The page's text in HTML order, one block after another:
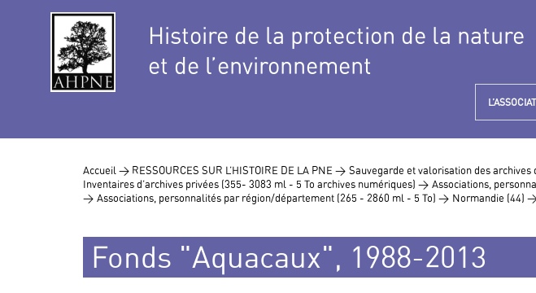
Histoire de la protection de la nature
et de l’environnement
Accueil > RESSOURCES SUR L’HISTOIRE DE LA PNE > Sauvegarde et valorisation des
Inventaires d’archives privées (355- 3083 ml - 5 To archives numériques) > Associations,
> Associations, personnalités par région/département (265 - 2860 ml - 5 To) > Normandie (44)
Fonds "Aquacaux", 1988-2013